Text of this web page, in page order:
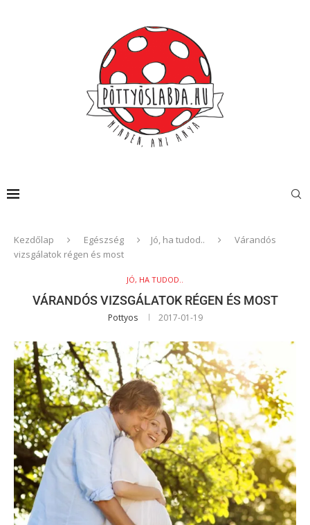
Kezdőlap Egészség Jó, ha tudod..
Várandós
vizsgálatok régen és most
JÓ, HA TUDOD..
VÁRANDÓS VIZSGÁLATOK RÉGEN ÉS MOST
Pottyos 2017-01-19